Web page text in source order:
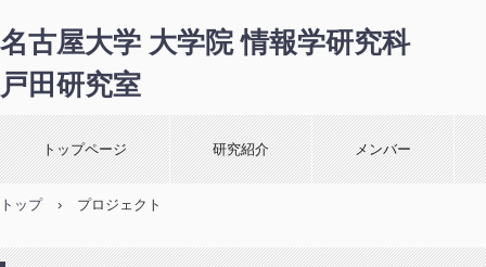
名古屋大学 大学院 情報学研究科
戸田研究室
トップページ 研究紹介 メンバー
トップ › プロジェクト